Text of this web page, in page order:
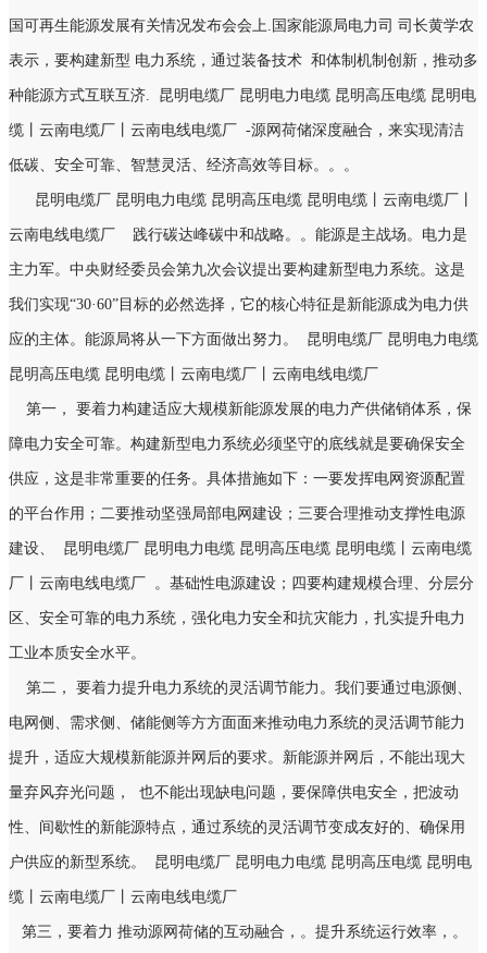
国可再生能源发展有关情况发布会会上.国家能源局电力司 司长黄学农
表示，要构建新型 电力系统，通过装备技术 和体制机制创新，推动多
种能源方式互联互济. 昆明电缆厂 昆明电力电缆 昆明高压电缆 昆明电
缆丨云南电缆厂丨云南电线电缆厂 -源网荷储深度融合，来实现清洁
低碳、安全可靠、智慧灵活、经济高效等目标。。。
昆明电缆厂 昆明电力电缆 昆明高压电缆 昆明电缆丨云南电缆厂丨
云南电线电缆厂 践行碳达峰碳中和战略。。能源是主战场。电力是
主力军。中央财经委员会第九次会议提出要构建新型电力系统。这是
我们实现“30·60”目标的必然选择，它的核心特征是新能源成为电力供
应的主体。能源局将从一下方面做出努力。 昆明电缆厂 昆明电力电缆
昆明高压电缆 昆明电缆丨云南电缆厂丨云南电线电缆厂
第一， 要着力构建适应大规模新能源发展的电力产供储销体系，保
障电力安全可靠。构建新型电力系统必须坚守的底线就是要确保安全
供应，这是非常重要的任务。具体措施如下：一要发挥电网资源配置
的平台作用；二要推动坚强局部电网建设；三要合理推动支撑性电源
建设、 昆明电缆厂 昆明电力电缆 昆明高压电缆 昆明电缆丨云南电缆
厂丨云南电线电缆厂 。基础性电源建设；四要构建规模合理、分层分
区、安全可靠的电力系统，强化电力安全和抗灾能力，扎实提升电力
工业本质安全水平。
第二， 要着力提升电力系统的灵活调节能力。我们要通过电源侧、
电网侧、需求侧、储能侧等方方面面来推动电力系统的灵活调节能力
提升，适应大规模新能源并网后的要求。新能源并网后，不能出现大
量弃风弃光问题， 也不能出现缺电问题，要保障供电安全，把波动
性、间歇性的新能源特点，通过系统的灵活调节变成友好的、确保用
户供应的新型系统。 昆明电缆厂 昆明电力电缆 昆明高压电缆 昆明电
缆丨云南电缆厂丨云南电线电缆厂
第三，要着力 推动源网荷储的互动融合，。提升系统运行效率，。